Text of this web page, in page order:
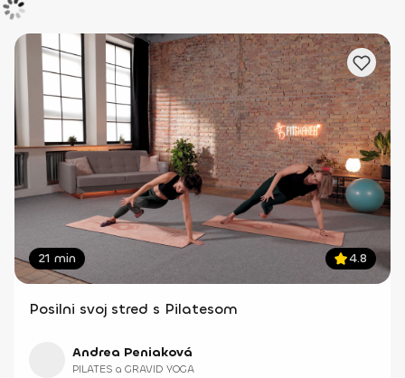
21 min 4.8
Posilni svoj stred s Pilatesom
Andrea Peniaková
PILATES a GRAVID YOGA